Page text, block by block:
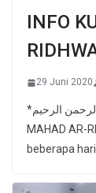
INFO
29 Juni 2020
*بسم الله الرحمن الرحيم.* ? INFO IBADAH KURBAN 1441 H
MAHAD AR-
beberapa hari